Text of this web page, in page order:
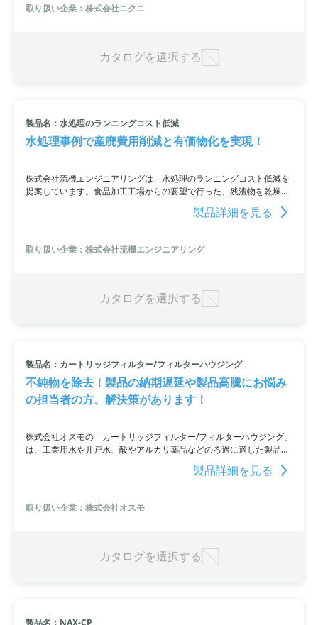
取り扱い企業：株式会社ニクニ
カタログを選択する
製品名：水処理のランニングコスト低減
水処理事例で産廃費用削減と有価物化を実現！
株式会社流機エンジニアリングは、水処理のランニングコスト低減を
提案しています。食品加工工場からの要望で行った、残渣物を乾燥し
て軽量化し、廃棄費用を削減する事例を紹介。乾燥工程で発生した搾
り汁の処理も効率化し、産廃費用の削減だけでなく、残渣物を飼料に
か、お問い合わせください。
製品詳細を見る
取り扱い企業：株式会社流機エンジニアリング
カタログを選択する
製品名：カートリッジフィルター/フィルターハウジング
不純物を除去！製品の納期遅延や製品高騰にお悩み
の担当者の方、解決策があります！
株式会社オスモの「カートリッジフィルター/フィルターハウジング」
は、工業用水や井戸水、酸やアルカリ薬品などのろ過に適した製品と
なっています。プレフィルターの「カートリッジ・フィルター」は、
水中の微粒子(鉄錆、ゴミなど)を取り除くために必要です。製造の一
止します。また、フィルターを収納する「フィルターハウジング」も
購入可能。安定した納入状況と短納期を実現し、比較的安価に製品を
製品詳細を見る
取り扱い企業：株式会社オスモ
カタログを選択する
製品名：NAX-CP